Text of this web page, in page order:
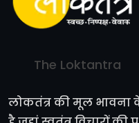
The Loktantra
लोकतंत्र की मूल भावना